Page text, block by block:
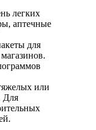
легких
аптечные
для
или
Для